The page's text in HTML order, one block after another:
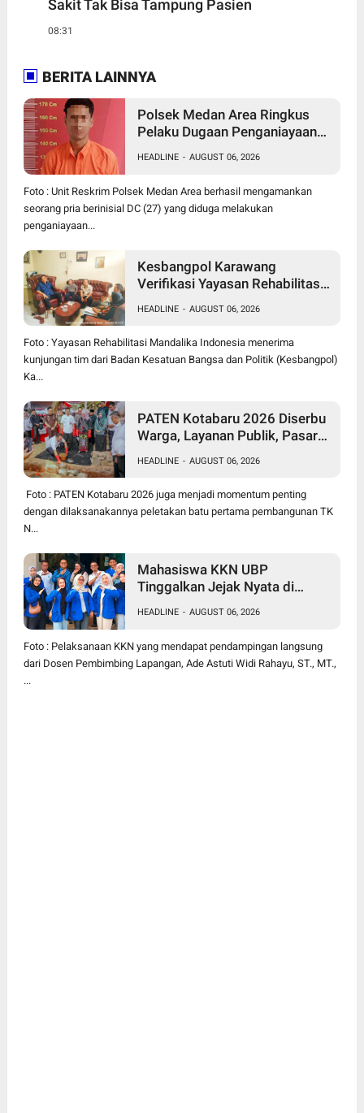
Sakit Tak Bisa Tampung Pasien
08:31
BERITA LAINNYA
Polsek Medan Area Ringkus
Pelaku Dugaan Penganiayaan
Denai, Korban Alami Luka
Memar
HEADLINE - AUGUST 06, 2026
Foto : Unit Reskrim Polsek Medan Area berhasil mengamankan
seorang pria berinisial DC (27) yang diduga melakukan
penganiayaan...
Kesbangpol Karawang
Verifikasi Yayasan Rehabilitasi
Perangi Narkoba
HEADLINE - AUGUST 06, 2026
Foto : Yayasan Rehabilitasi Mandalika Indonesia menerima
kunjungan tim dari Badan Kesatuan Bangsa dan Politik (Kesbangpol)
Ka...
PATEN Kotabaru 2026 Diserbu
Warga, Layanan Publik, Pasar
TK Negeri Jadi Magnet
HEADLINE - AUGUST 06, 2026
Foto : PATEN Kotabaru 2026 juga menjadi momentum penting
dengan dilaksanakannya peletakan batu pertama pembangunan TK
N...
Mahasiswa KKN UBP
Tinggalkan Jejak Nyata di
Pengabdian Diperpanjang
HEADLINE - AUGUST 06, 2026
Foto : Pelaksanaan KKN yang mendapat pendampingan langsung
dari Dosen Pembimbing Lapangan, Ade Astuti Widi Rahayu, ST., MT.,
...